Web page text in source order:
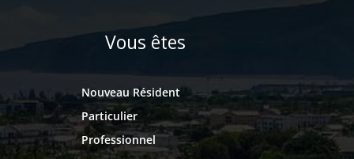
Vous êtes
Nouveau Résident
Particulier
Professionnel